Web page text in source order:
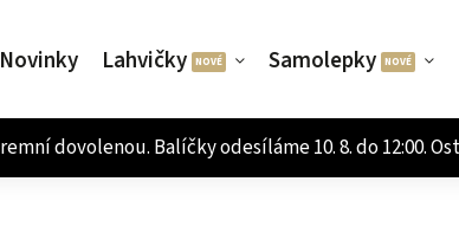
Novinky Lahvičky Samolepky